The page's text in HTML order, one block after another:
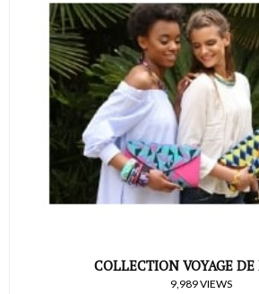
COLLECTION VOYAGE
9,989 VIEWS